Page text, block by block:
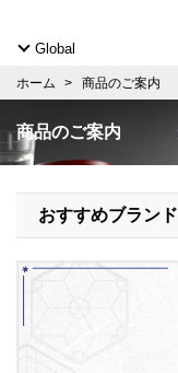
Global
ホーム 商品のご案内
商品のご案内
おすすめブランド